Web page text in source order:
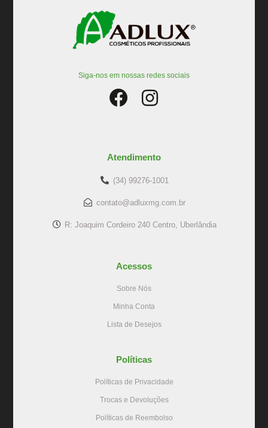
Siga-nos em nossas redes sociais
Atendimento
(34) 99276-1001
contato@adluxmg.com.br
R: Joaquim Cordeiro 240 Centro, Uberlândia
Acessos
Sobre Nós
Minha Conta
Lista de Desejos
Políticas
Políticas de Privacidade
Trocas e Devoluções
Políticas de Reembolso